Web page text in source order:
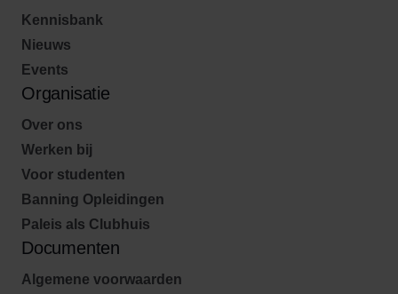
Kennisbank
Nieuws
Events
Organisatie
Over ons
Werken bij
Voor studenten
Banning Opleidingen
Paleis als Clubhuis
Documenten
Algemene voorwaarden